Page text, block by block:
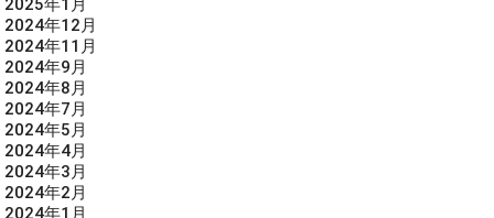
2025年1月
2024年12月
2024年11月
2024年9月
2024年8月
2024年7月
2024年5月
2024年4月
2024年3月
2024年2月
2024年1月